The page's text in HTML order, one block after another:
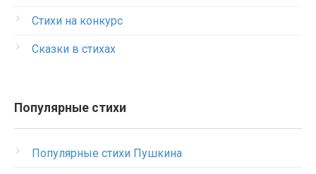
Стихи на конкурс
Сказки в стихах
Популярные стихи
Популярные стихи Пушкина